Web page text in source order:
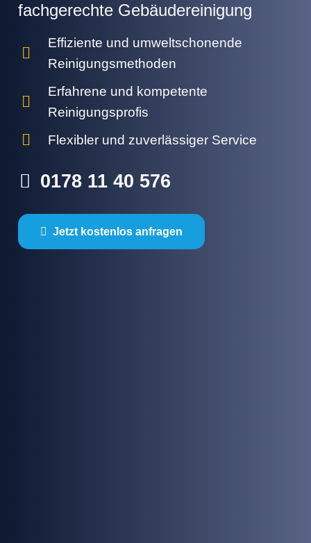
fachgerechte Gebäudereinigung
Effiziente und umweltschonende
Reinigungsmethoden
Erfahrene und kompetente
Reinigungsprofis
Flexibler und zuverlässiger Service
0178 11 40 576
Jetzt kostenlos anfragen